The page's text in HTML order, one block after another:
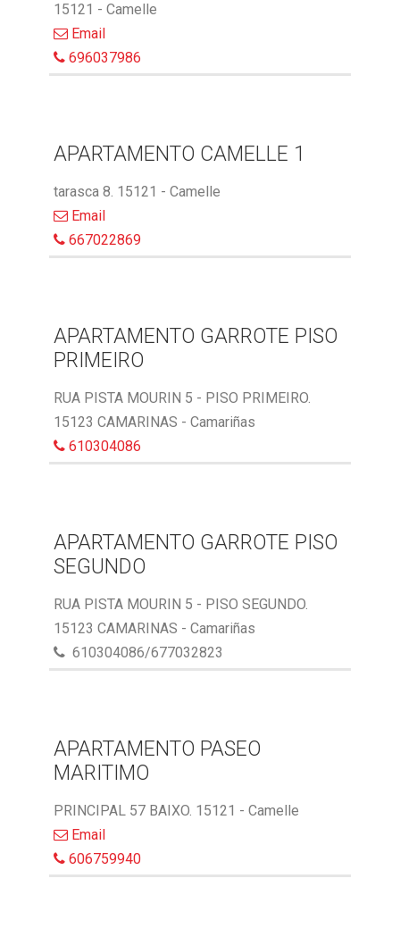
15121 - Camelle
Email
696037986
APARTAMENTO CAMELLE 1
tarasca 8. 15121 - Camelle
Email
667022869
APARTAMENTO GARROTE PISO
PRIMEIRO
RUA PISTA MOURIN 5 - PISO PRIMEIRO.
15123 CAMARINAS - Camariñas
610304086
APARTAMENTO GARROTE PISO
SEGUNDO
RUA PISTA MOURIN 5 - PISO SEGUNDO.
15123 CAMARINAS - Camariñas
610304086/677032823
APARTAMENTO PASEO
MARITIMO
PRINCIPAL 57 BAIXO. 15121 - Camelle
Email
606759940